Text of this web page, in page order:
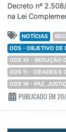
Decreto nº
na Lei
NOTÍCIAS
ODS - OBJETIVO DE
ODS 10 - REDUÇÃO
ODS 11 - CIDADES E
ODS 16 - PAZ,
PUBLICADO EM